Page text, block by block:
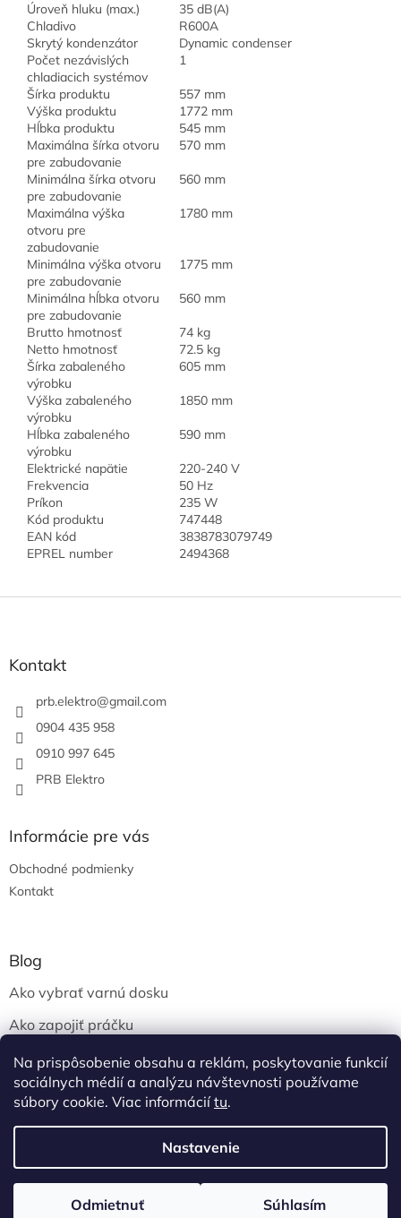
Na prispôsobenie obsahu a reklám, poskytovanie funkcií
sociálnych médií a analýzu návštevnosti používame
súbory cookie. Viac informáciítu.
Nastavenie
Odmietnuť Súhlasím
Úroveň hluku (max.)
35 dB(A)
Chladivo
R600A
Skrytý kondenzátor
Dynamic condenser
Počet nezávislých
chladiacich systémov
1
Šírka produktu
557 mm
Výška produktu
1772 mm
Hĺbka produktu
545 mm
Maximálna šírka otvoru
pre zabudovanie
570 mm
Minimálna šírka otvoru
pre zabudovanie
560 mm
Maximálna výška
otvoru pre
zabudovanie
1780 mm
Minimálna výška otvoru
pre zabudovanie
1775 mm
Minimálna hĺbka otvoru
pre zabudovanie
560 mm
Brutto hmotnosť
74 kg
Netto hmotnosť
72.5 kg
Šírka zabaleného
výrobku
605 mm
Výška zabaleného
výrobku
1850 mm
Hĺbka zabaleného
výrobku
590 mm
Elektrické napätie
220-240 V
Frekvencia
50 Hz
Príkon
235 W
Kód produktu
747448
EAN kód
3838783079749
EPREL number
2494368
Kontakt
prb.elektro@gmail.com
0904 435 958
0910 997 645
PRB Elektro
Informácie pre vás
Obchodné podmienky
Kontakt
Blog
Ako vybrať varnú dosku
Ako zapojiť práčku
Ako vybrať automatickú práčku
. Všetky práva vyhradené.